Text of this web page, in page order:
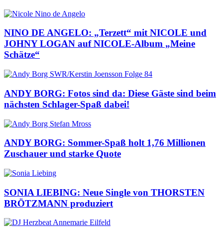
NINO DE ANGELO: „Terzett“ mit NICOLE und
JOHNY LOGAN auf NICOLE-Album „Meine
Schätze“
ANDY BORG: Fotos sind da: Diese Gäste sind beim
nächsten Schlager-Spaß dabei!
ANDY BORG: Sommer-Spaß holt 1,76 Millionen
Zuschauer und starke Quote
SONIA LIEBING: Neue Single von THORSTEN
BRÖTZMANN produziert